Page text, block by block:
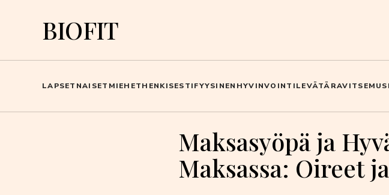
BIOFIT
LAPSET NAISET MIEHETHENKISESTIFYYSINEN HYVINVOINTILEVÄTÄRAVITSEMUS
Maksasyöpä ja
Maksassa: Oireet